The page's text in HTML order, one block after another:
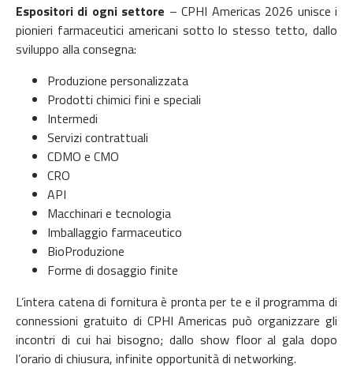
Espositori di ogni settore – CPHI Americas 2026 unisce i
pionieri farmaceutici americani sotto lo stesso tetto, dallo
sviluppo alla consegna:
Produzione personalizzata
Prodotti chimici fini e speciali
Intermedi
Servizi contrattuali
CDMO e CMO
CRO
API
Macchinari e tecnologia
Imballaggio farmaceutico
BioProduzione
Forme di dosaggio finite
L’intera catena di fornitura è pronta per te e il programma di
connessioni gratuito di CPHI Americas può organizzare gli
incontri di cui hai bisogno; dallo show floor al gala dopo
l’orario di chiusura, infinite opportunità di networking.